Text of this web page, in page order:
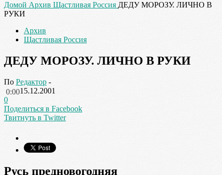
Домой Архив Щастливая Россия ДЕДУ МОРОЗУ. ЛИЧНО В
РУКИ
Архив
Щастливая Россия
ДЕДУ МОРОЗУ. ЛИЧНО В РУКИ
По Редактор -
15.12.2001
0:00
0
Поделиться в Facebook
Твитнуть в Twitter
Русь предновогодняя